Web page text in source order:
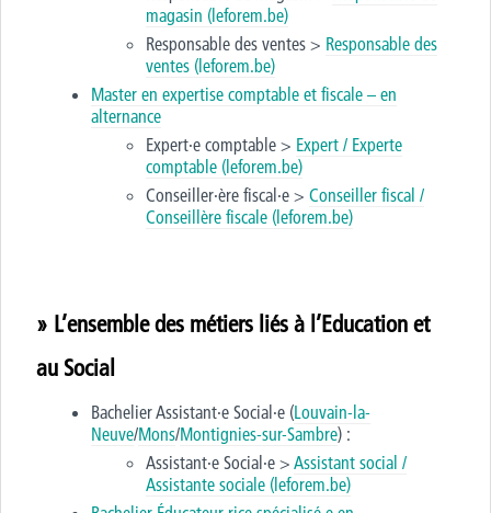
magasin (leforem.be)
Responsable des ventes > Responsable des
ventes (leforem.be)
Master en expertise comptable et fiscale – en
alternance
Expert·e comptable > Expert / Experte
comptable (leforem.be)
Conseiller·ère fiscal·e > Conseiller fiscal /
Conseillère fiscale (leforem.be)
» L’ensemble des métiers liés à l’Education et
au Social
Bachelier Assistant·e Social·e (Louvain-la-
Neuve/Mons/Montignies-sur-Sambre) :
Assistant·e Social·e > Assistant social /
Assistante sociale (leforem.be)